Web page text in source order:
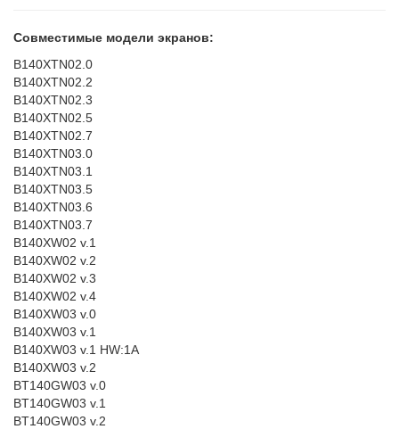
Совместимые модели экранов:
B140XTN02.0
B140XTN02.2
B140XTN02.3
B140XTN02.5
B140XTN02.7
B140XTN03.0
B140XTN03.1
B140XTN03.5
B140XTN03.6
B140XTN03.7
B140XW02 v.1
B140XW02 v.2
B140XW02 v.3
B140XW02 v.4
B140XW03 v.0
B140XW03 v.1
B140XW03 v.1 HW:1A
B140XW03 v.2
BT140GW03 v.0
BT140GW03 v.1
BT140GW03 v.2